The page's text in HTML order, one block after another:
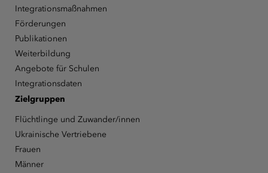
Integrationsmaßnahmen
Förderungen
Publikationen
Weiterbildung
Angebote für Schulen
Integrationsdaten
Zielgruppen
Flüchtlinge und Zuwander/innen
Ukrainische Vertriebene
Frauen
Männer